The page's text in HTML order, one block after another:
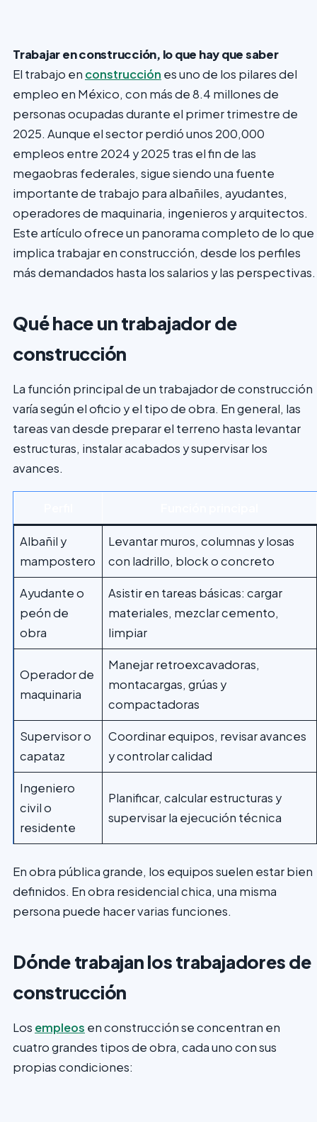
Trabajar en construcción, lo que hay que saber
El trabajo en construcción es uno de los pilares del
empleo en México, con más de 8.4 millones de
personas ocupadas durante el primer trimestre de
2025. Aunque el sector perdió unos 200,000
empleos entre 2024 y 2025 tras el fin de las
megaobras federales, sigue siendo una fuente
importante de trabajo para albañiles, ayudantes,
operadores de maquinaria, ingenieros y arquitectos.
Este artículo ofrece un panorama completo de lo que
implica trabajar en construcción, desde los perfiles
más demandados hasta los salarios y las perspectivas.
Qué hace un trabajador de
construcción
La función principal de un trabajador de construcción
varía según el oficio y el tipo de obra. En general, las
tareas van desde preparar el terreno hasta levantar
estructuras, instalar acabados y supervisar los
avances.
Albañil y
mampostero
Levantar muros, columnas y losas
con ladrillo, block o concreto
Ayudante o
peón de
obra
Asistir en tareas básicas: cargar
materiales, mezclar cemento,
limpiar
Operador de
maquinaria
Manejar retroexcavadoras,
montacargas, grúas y
compactadoras
Supervisor o
capataz
Coordinar equipos, revisar avances
y controlar calidad
Ingeniero
civil o
residente
Planificar, calcular estructuras y
supervisar la ejecución técnica
En obra pública grande, los equipos suelen estar bien
definidos. En obra residencial chica, una misma
persona puede hacer varias funciones.
Dónde trabajan los trabajadores de
construcción
Los empleos en construcción se concentran en
cuatro grandes tipos de obra, cada uno con sus
propias condiciones: